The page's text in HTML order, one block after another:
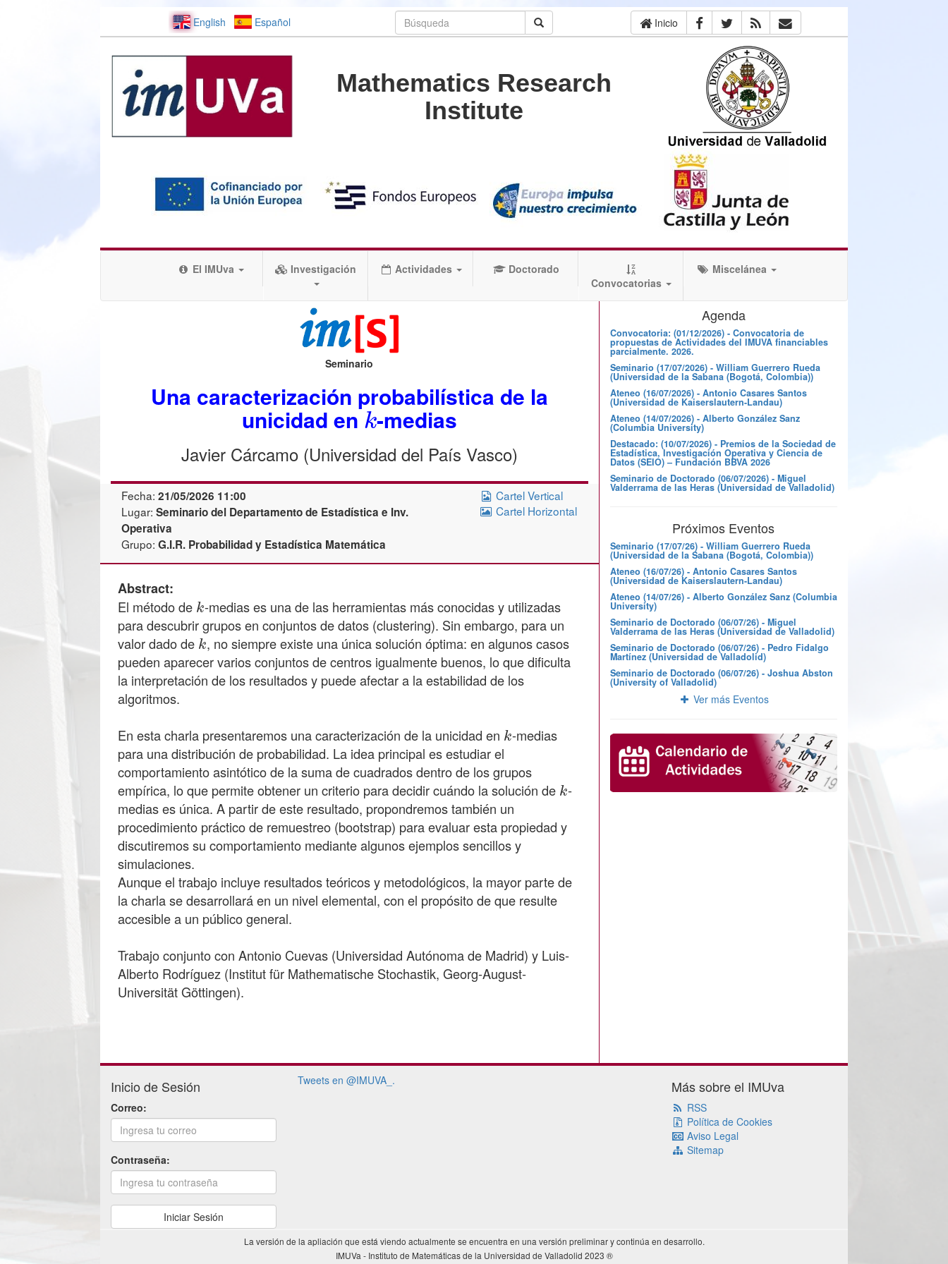
English Español Inicio
Mathematics Research
Institute
El IMUva Investigación Actividades
Doctorado
Convocatorias
Miscelánea
Seminario
Una caracterización probabilística de la
unicidad en
k
-medias
Javier Cárcamo (Universidad del País Vasco)
Fecha:21/05/2026 11:00
Lugar:Seminario del Departamento de Estadística e Inv.
Operativa
Grupo:G.I.R. Probabilidad y Estadística Matemática
Cartel Vertical
Cartel Horizontal
Abstract:
El método de
-medias es una de las herramientas más conocidas y utilizadas
para descubrir grupos en conjuntos de datos (clustering). Sin embargo, para un
valor dado de
k
, no siempre existe una única solución óptima: en algunos casos
pueden aparecer varios conjuntos de centros igualmente buenos, lo que dificulta
la interpretación de los resultados y puede afectar a la estabilidad de los
algoritmos.
En esta charla presentaremos una caracterización de la unicidad en
-medias
para una distribución de probabilidad. La idea principal es estudiar el
comportamiento asintótico de la suma de cuadrados dentro de los grupos
empírica, lo que permite obtener un criterio para decidir cuándo la solución de
-
medias es única. A partir de este resultado, propondremos también un
procedimiento práctico de remuestreo (bootstrap) para evaluar esta propiedad y
discutiremos su comportamiento mediante algunos ejemplos sencillos y
simulaciones.
Aunque el trabajo incluye resultados teóricos y metodológicos, la mayor parte de
la charla se desarrollará en un nivel elemental, con el propósito de que resulte
accesible a un público general.
Trabajo conjunto con Antonio Cuevas (Universidad Autónoma de Madrid) y Luis-
Alberto Rodríguez (Institut für Mathematische Stochastik, Georg-August-
Universität Göttingen).
Agenda
Convocatoria: (01/12/2026) - Convocatoria de
propuestas de Actividades del IMUVA financiables
parcialmente. 2026.
Seminario (17/07/2026) - William Guerrero Rueda
(Universidad de la Sabana (Bogotá, Colombia))
Ateneo (16/07/2026) - Antonio Casares Santos
(Universidad de Kaiserslautern-Landau)
Ateneo (14/07/2026) - Alberto González Sanz
(Columbia University)
Destacado: (10/07/2026) - Premios de la Sociedad de
Estadística, Investigación Operativa y Ciencia de
Datos (SEIO) – Fundación BBVA 2026
Seminario de Doctorado (06/07/2026) - Miguel
Valderrama de las Heras (Universidad de Valladolid)
Próximos Eventos
Seminario (17/07/26) - William Guerrero Rueda
(Universidad de la Sabana (Bogotá, Colombia))
Ateneo (16/07/26) - Antonio Casares Santos
(Universidad de Kaiserslautern-Landau)
Ateneo (14/07/26) - Alberto González Sanz (Columbia
University)
Seminario de Doctorado (06/07/26) - Miguel
Valderrama de las Heras (Universidad de Valladolid)
Seminario de Doctorado (06/07/26) - Pedro Fidalgo
Martínez (Universidad de Valladolid)
Seminario de Doctorado (06/07/26) - Joshua Abston
(University of Valladolid)
Ver más Eventos
Inicio de Sesión
Correo:
Contraseña:
Tweets en @IMUVA_. Más sobre el IMUva
RSS
Política de Cookies
Aviso Legal
Sitemap
La versión de la apliación que está viendo actualmente se encuentra en una versión preliminar y continúa en desarrollo.
IMUVa - Instituto de Matemáticas de la Universidad de Valladolid 2023 ®